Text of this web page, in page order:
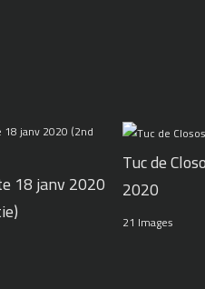
18 janv 2020
Tuc de
2020
21 Images